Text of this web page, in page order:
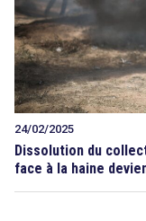
24/02/2025
Dissolution du
face à la haine